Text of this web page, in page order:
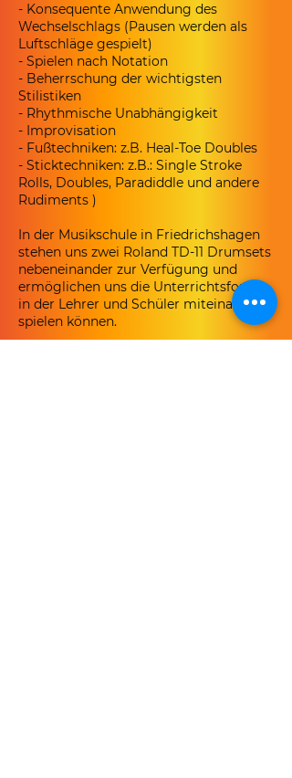
- Konsequente Anwendung des
Wechselschlags (Pausen werden als
Luftschläge gespielt)
- Spielen nach Notation
- Beherrschung der wichtigsten
Stilistiken
- Rhythmische Unabhängigkeit
- Improvisation
- Fußtechniken: z.B. Heal-Toe Doubles
- Sticktechniken: z.B.: Single Stroke
Rolls, Doubles, Paradiddle und andere
Rudiments )
In der Musikschule in Friedrichshagen
stehen uns zwei Roland TD-11 Drumsets
nebeneinander zur Verfügung und
ermöglichen uns die Unterrichtsform,
in der Lehrer und Schüler miteinander
spielen können.